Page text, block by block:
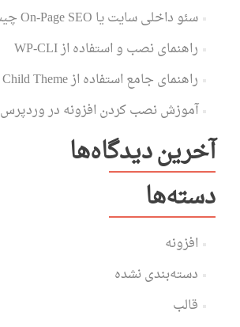
سئو داخلی سایت یا On-Page SEO چیست؟
راهنمای نصب و استفاده از WP-CLI
راهنمای جامع استفاده از Child Theme در وردپرس
آموزش نصب کردن افزونه در وردپرس
آخرین دیدگاه‌ها
دسته‌ها
افزونه
دسته‌بندی نشده
قالب